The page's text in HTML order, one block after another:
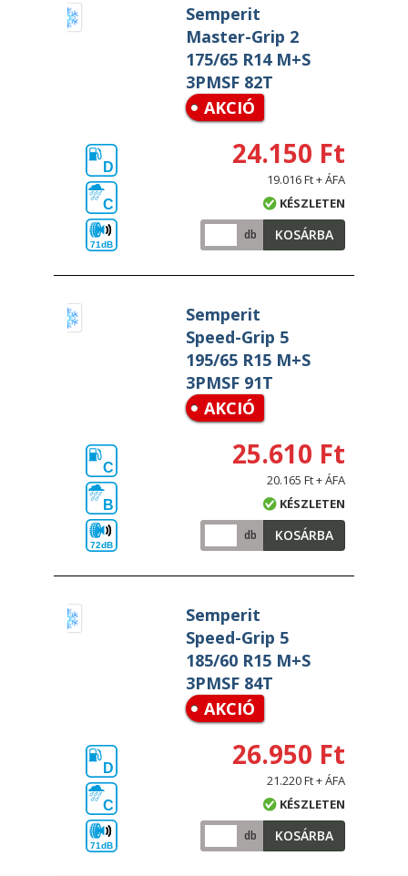
Semperit
Master-Grip 2
175/65 R14 M+S
3PMSF 82T
AKCIÓ
D
C
71dB
24.150 Ft
19.016 Ft + ÁFA
KÉSZLETEN
db KOSÁRBA
Semperit
Speed-Grip 5
195/65 R15 M+S
3PMSF 91T
AKCIÓ
C
B
72dB
25.610 Ft
20.165 Ft + ÁFA
KÉSZLETEN
db KOSÁRBA
Semperit
Speed-Grip 5
185/60 R15 M+S
3PMSF 84T
AKCIÓ
D
C
71dB
26.950 Ft
21.220 Ft + ÁFA
KÉSZLETEN
db KOSÁRBA